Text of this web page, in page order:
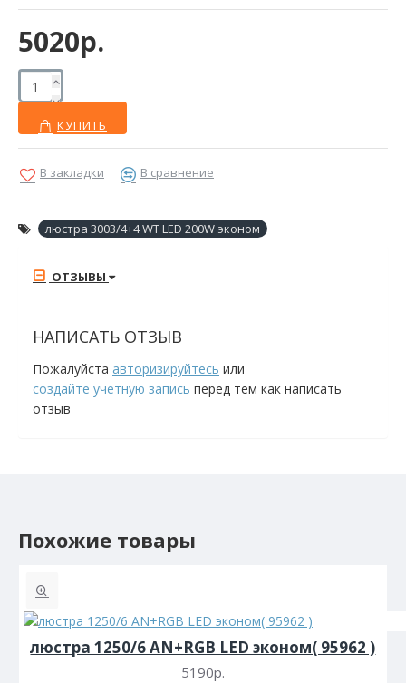
5020р.
КУПИТЬ
В закладки В сравнение
люстра 3003/4+4 WT LED 200W эконом
ОТЗЫВЫ
НАПИСАТЬ ОТЗЫВ
Пожалуйста авторизируйтесь или
создайте учетную запись перед тем как написать
отзыв
Похожие товары
люстра 1250/6 AN+RGB LED эконом( 95962 )
5190р.